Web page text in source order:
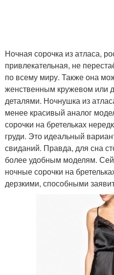
Ночная сорочка из атласа,
привлекательная, не
по всему миру. Также она
женственным кружевом или
деталями. Ночнушка из
менее красивый аналог
сорочки на бретельках
груди. Это идеальный
свиданий. Правда, для сна
более удобным моделям.
ночные сорочки на
дерзкими, способными